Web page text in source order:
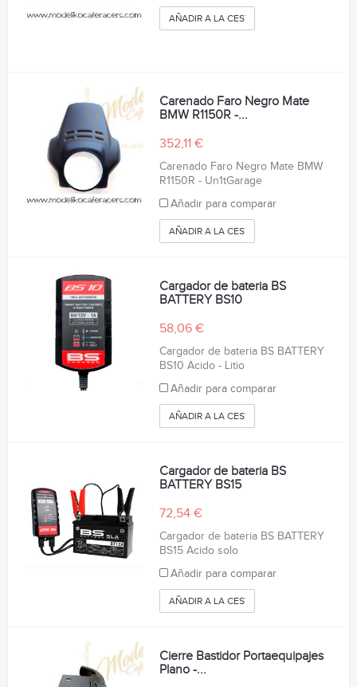
AÑADIR A LA CESTA
Carenado Faro Negro Mate
BMW R1150R -...
352,11 €
Carenado Faro Negro Mate BMW
R1150R - Un1tGarage
Añadir para comparar
AÑADIR A LA CESTA
Cargador de bateria BS
BATTERY BS10
58,06 €
Cargador de bateria BS BATTERY
BS10 Acido - Litio
Añadir para comparar
AÑADIR A LA CESTA
Cargador de bateria BS
BATTERY BS15
72,54 €
Cargador de bateria BS BATTERY
BS15 Acido solo
Añadir para comparar
AÑADIR A LA CESTA
Cierre Bastidor Portaequipajes
Plano -...